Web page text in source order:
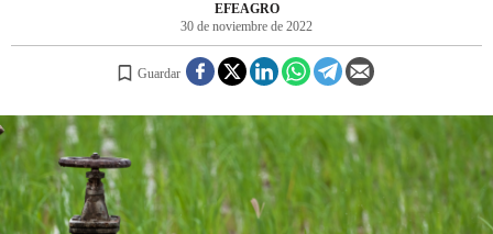
REGISTRO
INICIAR SESIÓN
EFEAGRO
30 de noviembre de 2022
Guardar